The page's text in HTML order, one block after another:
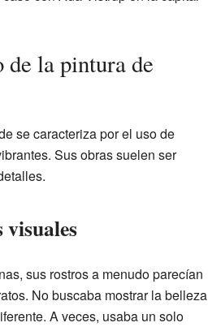
la pintura de
se caracteriza por el uso de
Sus obras suelen ser
sus rostros a menudo parecían
No buscaba mostrar la belleza
A veces, usaba un solo